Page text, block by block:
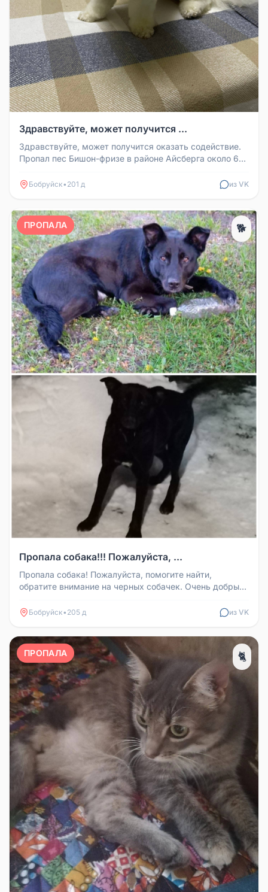
Здравствуйте, может получится ...
Здравствуйте, может получится оказать содействие.
Пропал пес Бишон-фризе в районе Айсберга около 6ч
Бобруйск• 201 д из VK
ПРОПАЛА 🐕
Пропала собака!!! Пожалуйста, ...
Пропала собака! Пожалуйста, помогите найти,
обратите внимание на черных собачек. Очень добрый,
Бобруйск• 205 д из VK
ПРОПАЛА 🐈